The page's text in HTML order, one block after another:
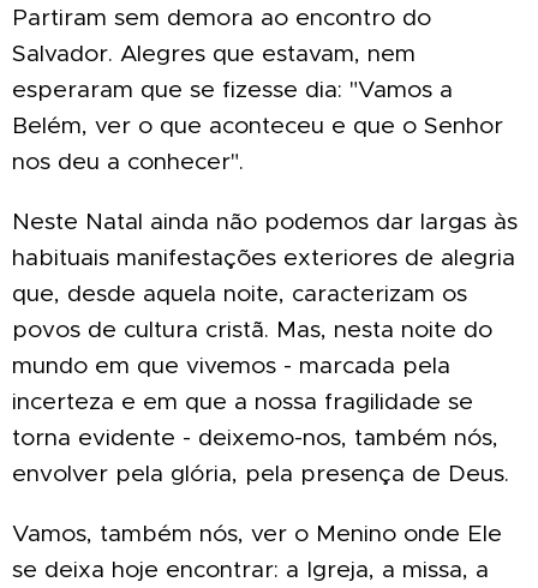
Partiram sem demora ao encontro do
Salvador. Alegres que estavam, nem
esperaram que se fizesse dia: "Vamos a
Belém, ver o que aconteceu e que o Senhor
nos deu a conhecer".
Neste Natal ainda não podemos dar largas às
habituais manifestações exteriores de alegria
que, desde aquela noite, caracterizam os
povos de cultura cristã. Mas, nesta noite do
mundo em que vivemos - marcada pela
incerteza e em que a nossa fragilidade se
torna evidente - deixemo-nos, também nós,
envolver pela glória, pela presença de Deus.
Vamos, também nós, ver o Menino onde Ele
se deixa hoje encontrar: a Igreja, a missa, a